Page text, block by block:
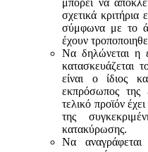
σχετικά κριτήρια
σύμφωνα με τo
έχουν
Να δηλώνεται η
κατασκευάζεται
είναι ο ίδιος
εκπρόσωπος της
τελικό προϊόν
της
κατακύρωσης.
Να αναγράφεται